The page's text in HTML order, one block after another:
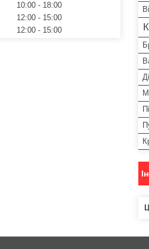
10:00
18:00
12:00
15:00
12:00 15:00